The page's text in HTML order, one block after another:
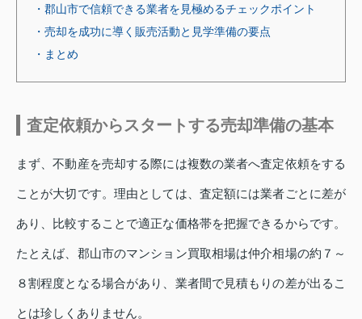
・郡山市で信頼できる業者を見極めるチェックポイント
・売却を成功に導く販売活動と見学準備の要点
・まとめ
査定依頼からスタートする売却準備の基本
まず、不動産を売却する際には複数の業者へ査定依頼をする
ことが大切です。理由としては、査定額には業者ごとに差が
あり、比較することで適正な価格帯を把握できるからです。
たとえば、郡山市のマンション買取相場は仲介相場の約７～
８割程度となる場合があり、業者間で見積もりの差が出るこ
とは珍しくありません。